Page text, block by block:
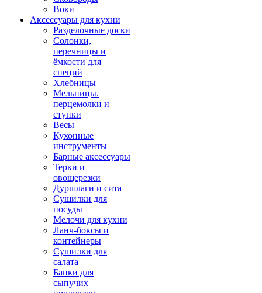
Воки
Аксессуары для кухни
Разделочные доски
Солонки,
перечницы и
ёмкости для
специй
Хлебницы
Мельницы.
перцемолки и
ступки
Весы
Кухонные
инструменты
Барные аксессуары
Терки и
овощерезки
Дуршлаги и сита
Сушилки для
посуды
Мелочи для кухни
Ланч-боксы и
контейнеры
Сушилки для
салата
Банки для
сыпучих